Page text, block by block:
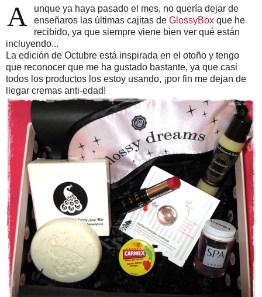
A
unque ya haya pasado el mes, no quería dejar de
enseñaros las últimas cajitas de GlossyBox que he
recibido, ya que siempre viene bien ver qué están
incluyendo...
La edición de Octubre está inspirada en el otoño y tengo
que reconocer que me ha gustado bastante, ya que casi
todos los productos los estoy usando, ¡por fin me dejan de
llegar cremas anti-edad!